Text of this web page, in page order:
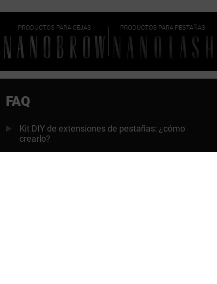
PRODUCTOS PARA CEJAS PRODUCTOS PARA PESTAÑAS
FAQ
Kit DIY de extensiones de pestañas: ¿cómo
crearlo?